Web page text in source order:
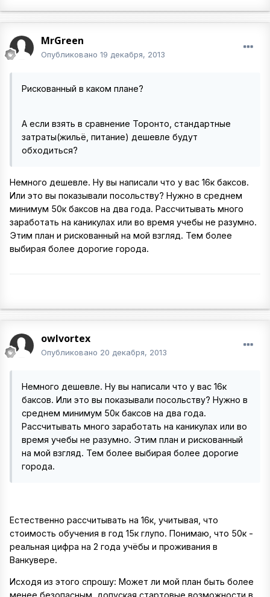
MrGreen
Опубликовано 19 декабря, 2013
Рискованный в каком плане?
А если взять в сравнение Торонто, стандартные
затраты(жильё, питание) дешевле будут
обходиться?
Немного дешевле. Ну вы написали что у вас 16к баксов.
Или это вы показывали посольству? Нужно в среднем
минимум 50к баксов на два года. Рассчитывать много
заработать на каникулах или во время учебы не разумно.
Этим план и рискованный на мой взгляд. Тем более
выбирая более дорогие города.
owlvortex
Опубликовано 20 декабря, 2013
Немного дешевле. Ну вы написали что у вас 16к
баксов. Или это вы показывали посольству? Нужно в
среднем минимум 50к баксов на два года.
Рассчитывать много заработать на каникулах или во
время учебы не разумно. Этим план и рискованный
на мой взгляд. Тем более выбирая более дорогие
города.
Естественно рассчитывать на 16к, учитывая, что
стоимость обучения в год 15к глупо. Понимаю, что 50к -
реальная цифра на 2 года учёбы и проживания в
Ванкувере.
Исходя из этого спрошу: Может ли мой план быть более
менее безопасным, допуская стартовые возможности в